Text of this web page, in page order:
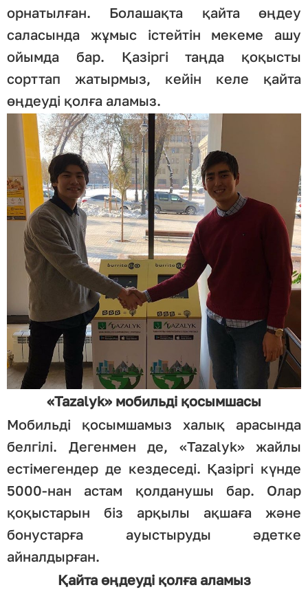
орнатылған. Болашақта қайта өңдеу
саласында жұмыс істейтін мекеме ашу
ойымда бар. Қазіргі таңда қоқысты
сорттап жатырмыз, кейін келе қайта
өңдеуді қолға аламыз.
«Tazalyk» мобильді қосымшасы
Мобильді қосымшамыз халық арасында
белгілі. Дегенмен де, «Tazalyk» жайлы
естімегендер де кездеседі. Қазіргі күнде
5000-нан астам қолданушы бар. Олар
қоқыстарын біз арқылы ақшаға және
бонустарға ауыстыруды әдетке
айналдырған.
Қайта өңдеуді қолға аламыз